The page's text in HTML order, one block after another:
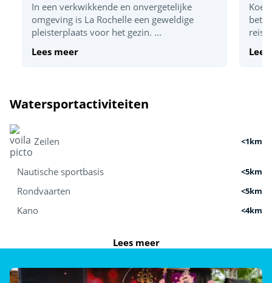
Tafeltennis
Basketbal
In een verkwikkende en onvergetelijke
omgeving is La Rochelle een geweldige
pleisterplaats voor het gezin. ...
Lees meer
reis
Watersportactiviteiten
Zeilen <1km
Nautische sportbasis <5km
Rondvaarten <5km
Kano <4km
Tennisbaan <1km
Lees meer